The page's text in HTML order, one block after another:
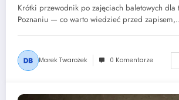
Krótki przewodnik po zajęciach baletowych dla
Poznaniu — co warto wiedzieć przed
Marek Twarożek 0 Komentarze